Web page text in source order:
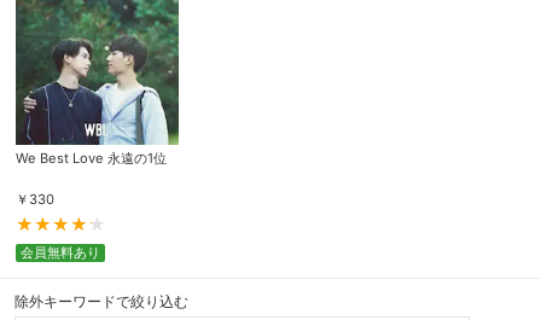
We Best Love 永遠の1位
￥ 330
会員無料あり
除外キーワードで絞り込む